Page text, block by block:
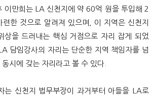
이만희는 LA 신천지에 약 60억 원을 투입해 2
한 것으로 알려져 있으며, 이 지역은 신천지
상을 드러내는 핵심 거점으로 자리 잡게 되었
담임강사의 자리는 단순한 지역 책임자를 넘
시에 갖는 자리라고 볼 수 있다.
는 신천지 법무부장이 과거부터 아들을 LA로